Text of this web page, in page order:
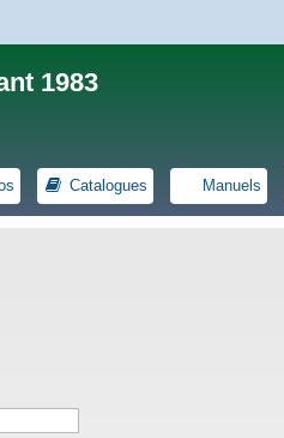
1983
Catalogues Manuels